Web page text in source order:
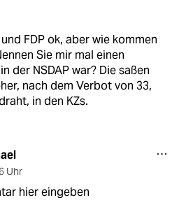
und FDP ok, aber wie kommen
Sie mir mal einen
der NSDAP war? Die saßen
nach dem Verbot von 33,
in den KZs.
Uhr
hier eingeben